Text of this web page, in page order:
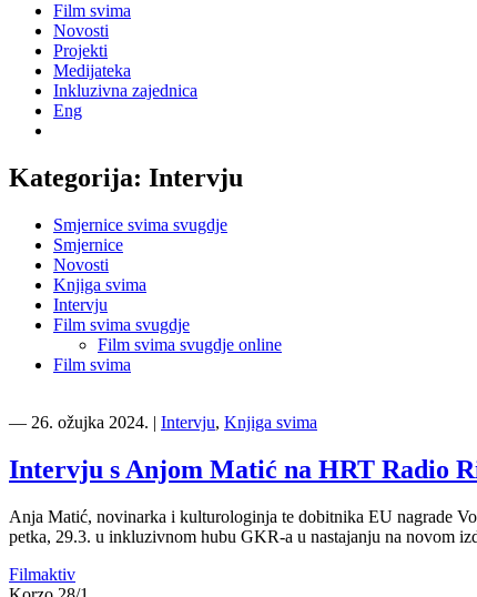
Film svima
Novosti
Projekti
Medijateka
Inkluzivna zajednica
Eng
Kategorija: Intervju
Smjernice svima svugdje
Smjernice
Novosti
Knjiga svima
Intervju
Film svima svugdje
Film svima svugdje online
Film svima
― 26. ožujka 2024. | Intervju, Knjiga svima
Intervju s Anjom Matić na HRT Radio
Anja Matić, novinarka i kulturologinja te dobitnika EU nagrade
petka, 29.3. u inkluzivnom hubu GKR-a u nastajanju na novom
Filmaktiv